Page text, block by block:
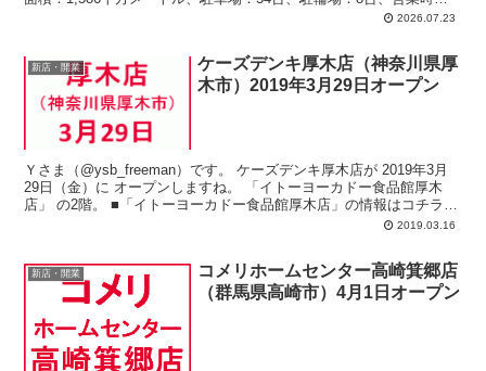
2026.07.23
新店・開業
ケーズデンキ厚木店（神奈川県厚
木市）2019年3月29日オープン
Ｙさま（@ysb_freeman）です。 ケーズデンキ厚木店が 2019年3月
29日（金）に オープンしますね。 「イトーヨーカドー食品館厚木
店」 の2階。 ■「イトーヨーカドー食品館厚木店」の情報はコチラ～
2019.03.16
新店・開業
コメリホームセンター高崎箕郷店
（群馬県高崎市）4月1日オープン